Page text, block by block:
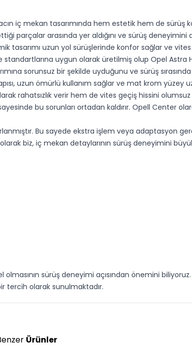
iç mekan tasarımında hem estetik hem de sürüş
arasında yer aldığını ve sürüş deneyimini
tasarımı uzun yol sürüşlerinde konfor sağlar ve
uygun olarak üretilmiş olup Opel
sorunsuz bir şekilde uyduğunu ve sürüş
uzun ömürlü kullanım sağlar ve mat krom yüzey
rahatsızlık verir hem de vites geçiş hissini
bu sorunları ortadan kaldırır. Opell Center
Bu sayede ekstra işlem veya adaptasyon
biz, iç mekan detaylarının sürüş deneyimini
sürüş deneyimi açısından önemini
tercih olarak sunulmaktadır.
Ürünler